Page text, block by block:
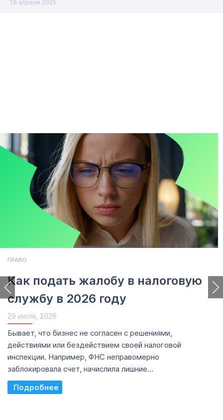
16 апреля 2025
ПРАВО
Как подать жалобу в налоговую
службу в 2026 году
29 июля, 2026
Бывает, что бизнес не согласен с решениями,
действиями или бездействием своей налоговой
инспекции. Например, ФНС неправомерно
заблокировала счет, начислила лишние...
Read More